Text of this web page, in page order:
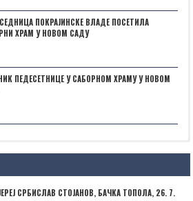
ПОКРАЈИНСКЕ ВЛАДЕ ПОСЕТИЛА
ХРАМ У НОВОМ САДУ
ПЕДЕСЕТНИЦЕ У САБОРНОМ ХРАМУ У НОВОМ
СРБИСЛАВ СТОЈАНОВ, БАЧКА ТОПОЛА, 26. 7.